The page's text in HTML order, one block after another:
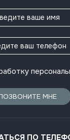
МНЕ
ПО